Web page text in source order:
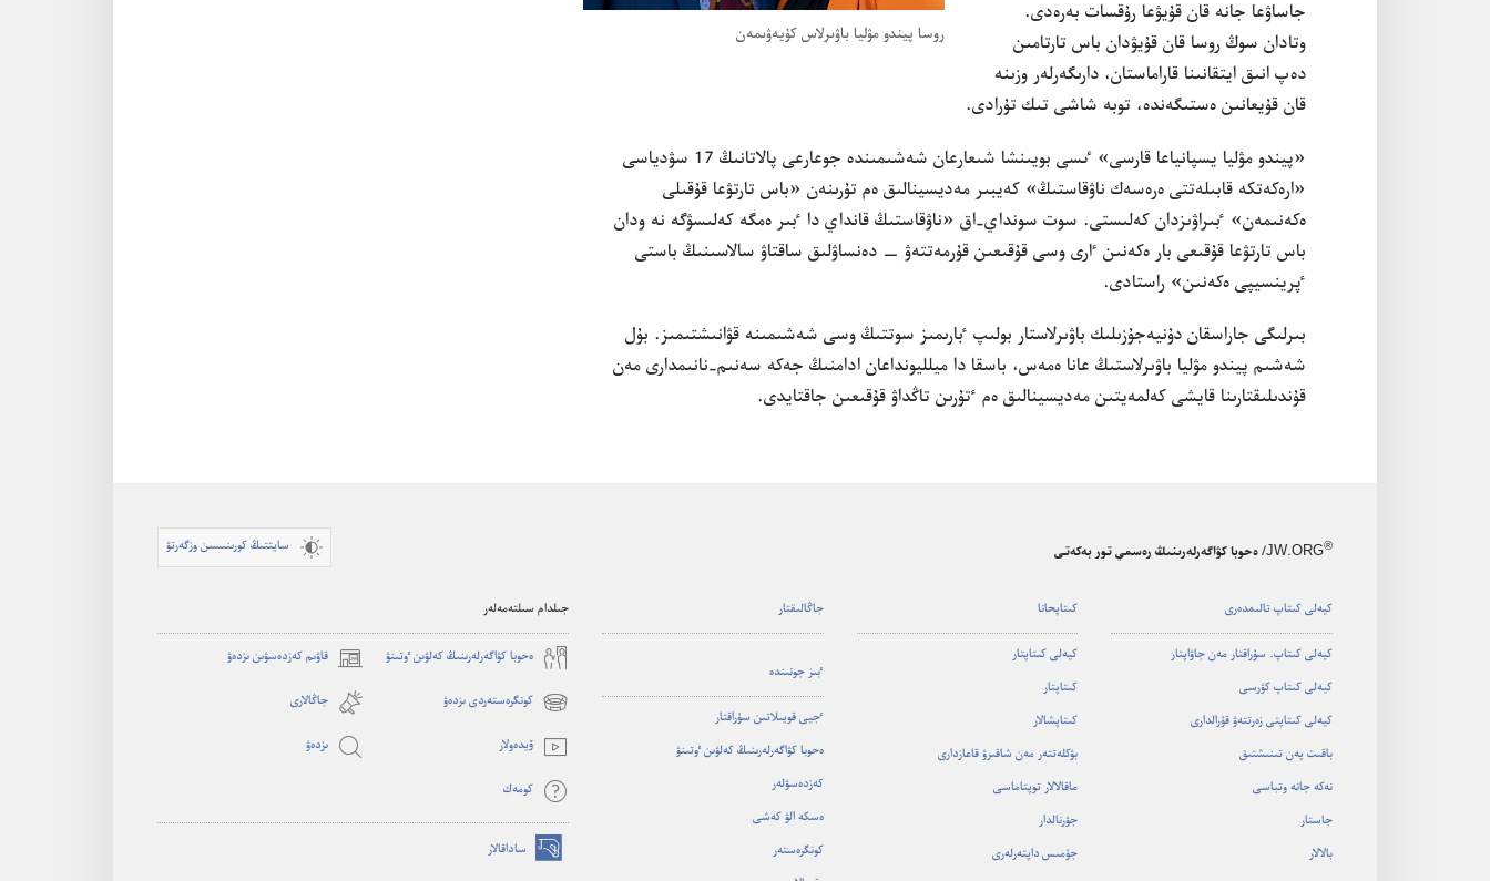
روسا پيندو مۋليا باۋىرلاس كۇ‌يە‌ۋىمە‌ن
جاساۋعا جانە قان قۇ‌يۋعا رۇ‌قسات بە‌رە‌دى.‏
وتادان سوڭ روسا قان قۇ‌يۋدان باس تارتامىن
دە‌پ انىق ايتقانىنا قاراماستان،‏ دارىگە‌رلە‌ر وزىنە
قان قۇ‌يعانىن ە‌ستىگە‌ندە،‏ توبە شاشى تىك تۇ‌رادى.‏
‏«پيندو مۋليا يسپانياعا قارسى» ٸسى بويىنشا شىعارعان شە‌شىمىندە جوعارعى پالاتانىڭ 17 سۋدياسى
«ارە‌كە‌تكە قابىلە‌تتى ە‌رە‌سە‌ك ناۋقاستىڭ» كە‌يبىر مە‌ديسينالىق ە‌م تۇ‌رىنە‌ن «باس تارتۋعا قۇ‌قىلى
ە‌كە‌نىمە‌ن» ٴ‌بىراۋىزدان كە‌لىستى.‏ سوت سونداي-‏اق «ناۋقاستىڭ قانداي دا ٴ‌بىر ە‌مگە كە‌لىسۋگە نە ودان
باس تارتۋعا قۇ‌قىعى بار ە‌كە‌نىن ٵرى وسى قۇ‌قىعىن قۇ‌رمە‌تتە‌ۋ —‏ دە‌نساۋلىق ساقتاۋ سالاسىنىڭ باستى
ٴ‌پرينسيپى ە‌كە‌نىن» راستادى.‏
بىرلىگى جاراسقان دۇ‌نيە‌جۇ‌زىلىك باۋىرلاستار بولىپ ٴ‌بارىمىز سوتتىڭ وسى شە‌شىمىنە قۋانىشتىمىز.‏ بۇ‌ل
شە‌شىم پيندو مۋليا باۋىرلاستىڭ عانا ە‌مە‌س،‏ باسقا دا ميلليونداعان ادامنىڭ جە‌كە سە‌نىم-‏نانىمدارى مە‌ن
قۇ‌ندىلىقتارىنا قايشى كە‌لمە‌يتىن مە‌ديسينالىق ە‌م ٴ‌تۇ‌رىن تاڭداۋ قۇ‌قىعىن جاقتايدى.‏
JW.ORG® / ەحوبا كۋاگەرلەرىنىڭ رەسمي تور بەكەتى سايتتىڭ كورىنىسىن وزگەرتۋ
كيە‌لى كىتاپ تالىمدە‌رى
كيە‌لى كىتاپ.‏ سۇ‌راقتار مە‌ن جاۋاپتار
كيە‌لى كىتاپ كۋرسى
كيە‌لى كىتاپتى زە‌رتتە‌ۋ قۇ‌رالدارى
باقىت پە‌ن تىنىشتىق
نە‌كە جانە وتباسى
جاستار
بالالار
كىتاپحانا
كيە‌لى كىتاپتار
كىتاپتار
كىتاپشالار
بۋكلە‌تتە‌ر مە‌ن شاقىرۋ قاعازدارى
ماقالالار توپتاماسى
جۋرنالدار
جۇ‌مىس داپتە‌رلە‌رى
جاڭالىقتار
ٴ‌بىز جونىندە
ٴ‌جيى قويىلاتىن سۇ‌راقتار
ە‌حوبا كۋاگە‌رلە‌رىنىڭ كە‌لۋىن ٶتىنۋ
كە‌زدە‌سۋلە‌ر
ە‌سكە الۋ كە‌شى
كونگرە‌ستە‌ر
جىلدام سىلتەمەلەر
ە‌حوبا كۋاگە‌رلە‌رىنىڭ كە‌لۋىن ٶتىنۋ قاۋىم كەزدەسۋىن ىزدەۋ
(opens
new
window)
كونگرەستەردى ىزدەۋ
(opens
new
window)
جاڭالارى
ۆيدە‌ولار ىزدە‌ۋ
كومە‌ك
ساداقالار
(opens